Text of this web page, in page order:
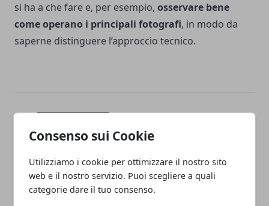
Consenso sui Cookie
Utilizziamo i cookie per ottimizzare il nostro sito
web e il nostro servizio. Puoi scegliere a quali
categorie dare il tuo consenso.
si ha a che fare e, per esempio, osservare bene
come operano i principali fotografi, in modo da
saperne distinguere l’approccio tecnico.
Articolo Precedente